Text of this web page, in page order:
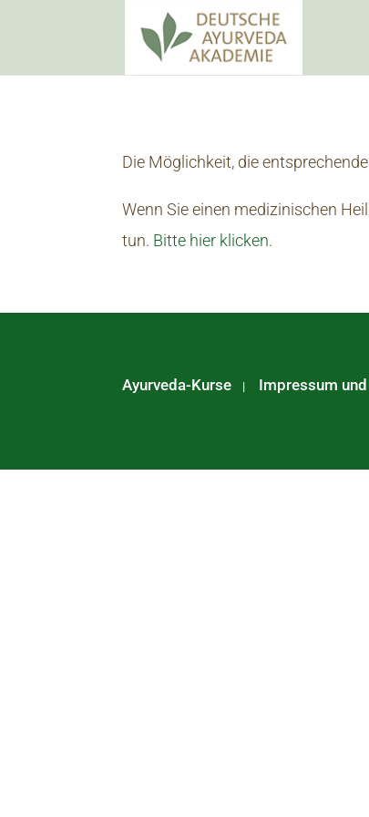
Die Möglichkeit, die
Wenn Sie einen medizinischen
tun. Bitte hier klicken.
Ayurveda-Kurse | Impressum